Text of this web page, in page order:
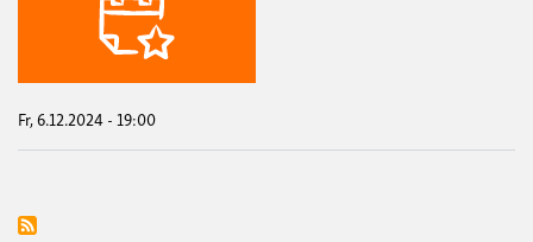
Fr, 6.12.2024 - 19:00